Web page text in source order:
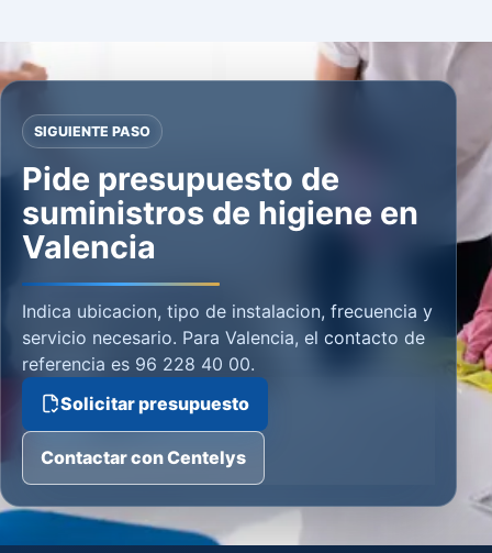
SIGUIENTE PASO
Pide presupuesto de
suministros de higiene en
Valencia
Indica ubicacion, tipo de instalacion, frecuencia y
servicio necesario. Para Valencia, el contacto de
referencia es 96 228 40 00.
Solicitar presupuesto
Contactar con Centelys